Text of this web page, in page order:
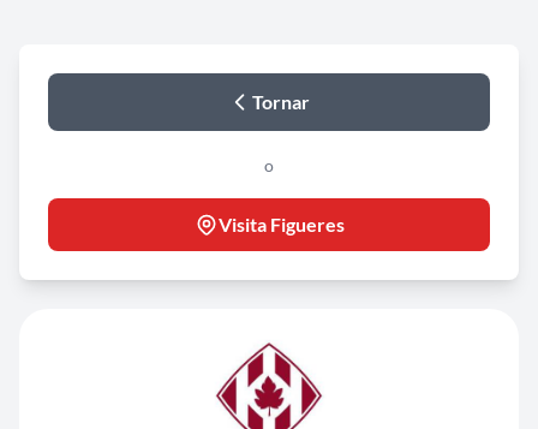
Tornar
o
Visita Figueres